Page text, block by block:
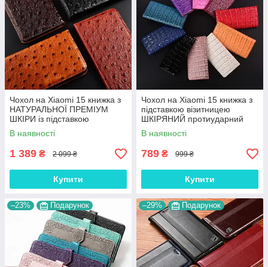
Чохол на Xiaomi 15 книжка з
НАТУРАЛЬНОЇ ПРЕМІУМ
ШКІРИ із підставкою
протиударний магнітний
"OSTRICH"
В наявності
1 389 ₴ 2 099 ₴
Купити
Чохол на Xiaomi 15 книжка з
підставкою візитницею
ШКІРЯНИЙ протиударний
магнітний "LUXON"
В наявності
789 ₴ 999 ₴
Купити
–23% Подарунок –29% Подарунок